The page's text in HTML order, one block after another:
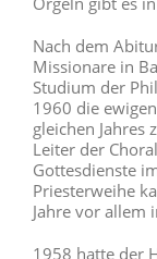
Nach dem
Missionare in
Studium der
1960 die
gleichen Jahres
Leiter der
Gottesdienste
Priesterweihe
Jahre vor allem
1958 hatte der